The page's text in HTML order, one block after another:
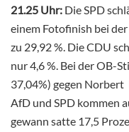
21.25 Uhr: Die SPD
einem Fotofinish bei
zu 29,92 %. Die CDU
nur 4,6 %. Bei der OB-
37,04%) gegen
AfD und SPD kommen
gewann satte 17,5